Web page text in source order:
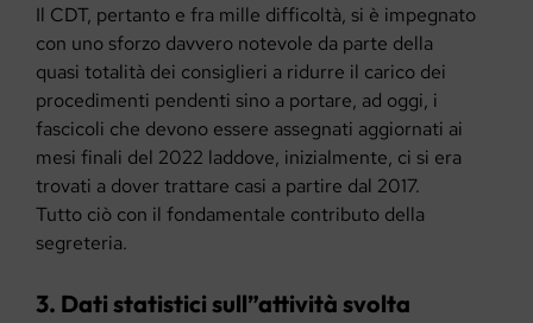
Il CDT, pertanto e fra mille difficoltà, si è impegnato
con uno sforzo davvero notevole da parte della
quasi totalità dei consiglieri a ridurre il carico dei
procedimenti pendenti sino a portare, ad oggi, i
fascicoli che devono essere assegnati aggiornati ai
mesi finali del 2022 laddove, inizialmente, ci si era
trovati a dover trattare casi a partire dal 2017.
Tutto ciò con il fondamentale contributo della
segreteria.
3. Dati statistici sull”attività svolta